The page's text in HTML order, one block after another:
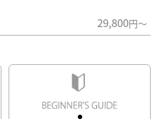
29,800円～